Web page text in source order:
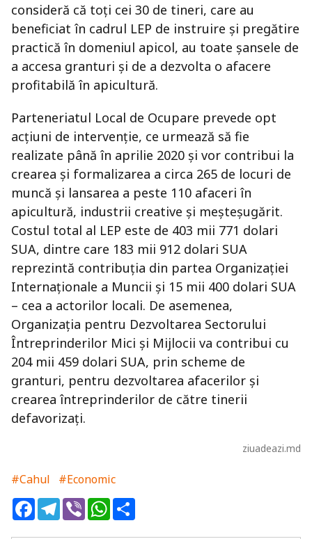
consideră că toți cei 30 de tineri, care au
beneficiat în cadrul LEP de instruire și pregătire
practică în domeniul apicol, au toate șansele de
a accesa granturi și de a dezvolta o afacere
profitabilă în apicultură.
Parteneriatul Local de Ocupare prevede opt
acțiuni de intervenție, ce urmează să fie
realizate până în aprilie 2020 și vor contribui la
crearea și formalizarea a circa 265 de locuri de
muncă și lansarea a peste 110 afaceri în
apicultură, industrii creative și meșteșugărit.
Costul total al LEP este de 403 mii 771 dolari
SUA, dintre care 183 mii 912 dolari SUA
reprezintă contribuția din partea Organizației
Internaționale a Muncii și 15 mii 400 dolari SUA
– cea a actorilor locali. De asemenea,
Organizația pentru Dezvoltarea Sectorului
Întreprinderilor Mici și Mijlocii va contribui cu
204 mii 459 dolari SUA, prin scheme de
granturi, pentru dezvoltarea afacerilor și
crearea întreprinderilor de către tinerii
defavorizaţi.
ziuadeazi.md
#Cahul
#Economic
FacebookTelegram
ViberWhatsApp